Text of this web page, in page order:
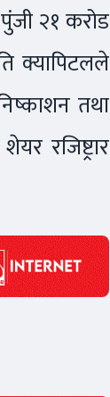
२१ करोड
क्यापिटलले
तथा
रजिष्ट्रार